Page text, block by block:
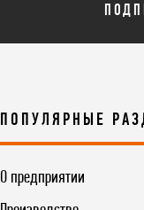
ПОПУЛЯРНЫЕ
О предприятии